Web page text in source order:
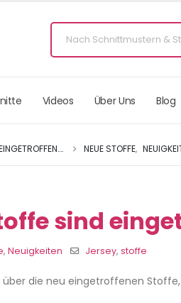
Videos Über Uns Blog
NEUE STOFFE,
sind
, Neuigkeiten Jersey,stoffe
über die neu eingetroffenen